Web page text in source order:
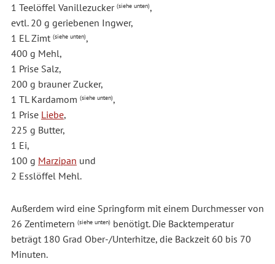
1 Teelöffel Vanillezucker (siehe unten),
evtl. 20 g geriebenen Ingwer,
1 EL Zimt (siehe unten),
400 g Mehl,
1 Prise Salz,
200 g brauner Zucker,
1 TL Kardamom (siehe unten),
1 Prise Liebe,
225 g Butter,
1 Ei,
100 g Marzipan und
2 Esslöffel Mehl.
Außerdem wird eine Springform mit einem Durchmesser von
26 Zentimetern (siehe unten)benötigt. Die Backtemperatur
beträgt 180 Grad Ober-/Unterhitze, die Backzeit 60 bis 70
Minuten.